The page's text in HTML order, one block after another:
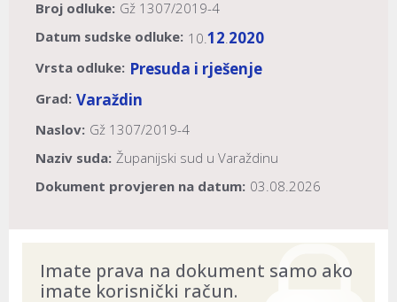
Broj odluke: Gž 1307/2019-4
Datum sudske odluke: 10.12.2020
Vrsta odluke: Presuda i rješenje
Grad: Varaždin
Naslov: Gž 1307/2019-4
Naziv suda: Županijski sud u Varaždinu
Dokument provjeren na datum: 03.08.2026
Imate prava na dokument samo ako
imate korisnički račun.